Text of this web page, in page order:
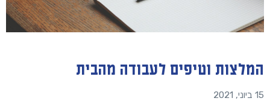
המלצות וטיפים לעבודה מהבית
15 ביוני, 2021